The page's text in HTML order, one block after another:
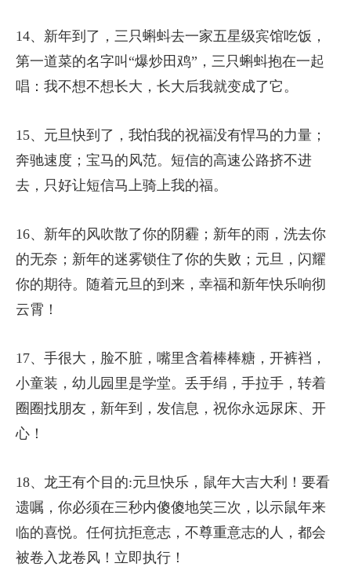
14、新年到了，三只蝌蚪去一家五星级宾馆吃饭，
第一道菜的名字叫“爆炒田鸡”，三只蝌蚪抱在一起
唱：我不想不想长大，长大后我就变成了它。
15、元旦快到了，我怕我的祝福没有悍马的力量；
奔驰速度；宝马的风范。短信的高速公路挤不进
去，只好让短信马上骑上我的福。
16、新年的风吹散了你的阴霾；新年的雨，洗去你
的无奈；新年的迷雾锁住了你的失败；元旦，闪耀
你的期待。随着元旦的到来，幸福和新年快乐响彻
云霄！
17、手很大，脸不脏，嘴里含着棒棒糖，开裤裆，
小童装，幼儿园里是学堂。丢手绢，手拉手，转着
圈圈找朋友，新年到，发信息，祝你永远尿床、开
心！
18、龙王有个目的:元旦快乐，鼠年大吉大利！要看
遗嘱，你必须在三秒内傻傻地笑三次，以示鼠年来
临的喜悦。任何抗拒意志，不尊重意志的人，都会
被卷入龙卷风！立即执行！